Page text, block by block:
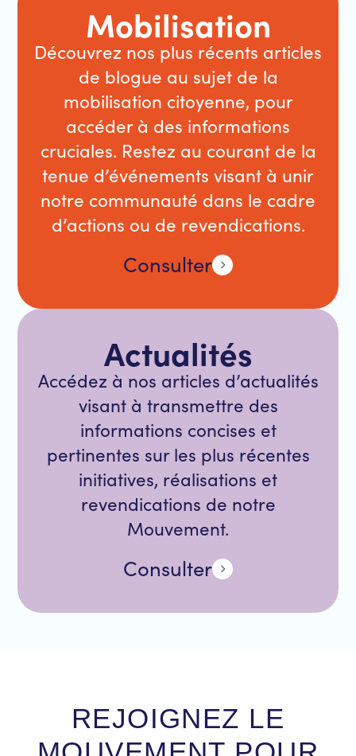
Mobilisation
Découvrez nos plus récents articles
de blogue au sujet de la
mobilisation citoyenne, pour
accéder à des informations
cruciales. Restez au courant de la
tenue d’événements visant à unir
notre communauté dans le cadre
d’actions ou de revendications.
Consulter
Actualités
Accédez à nos articles d’actualités
visant à transmettre des
informations concises et
pertinentes sur les plus récentes
initiatives, réalisations et
revendications de notre
Mouvement.
Consulter
REJOIGNEZ LE